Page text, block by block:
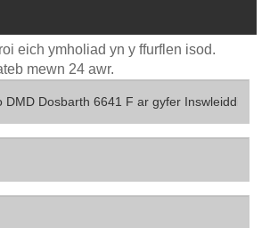
eich ymholiad yn y ffurflen isod.
mewn 24 awr.